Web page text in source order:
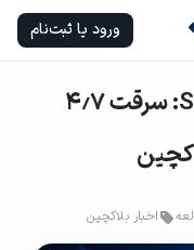
ورود یا ثبت‌نام
هک پل Secret Network: سرقت ۴٫۷
اخبار بلاکچین